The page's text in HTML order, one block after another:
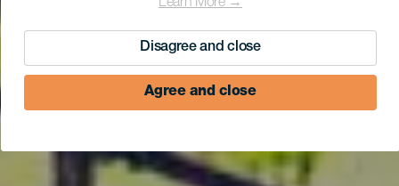
Learn More →
Disagree and close
Agree and close